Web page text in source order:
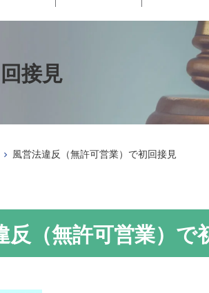
接見
風営法違反（無許可営業）で初回接見
反（無許可営業）で